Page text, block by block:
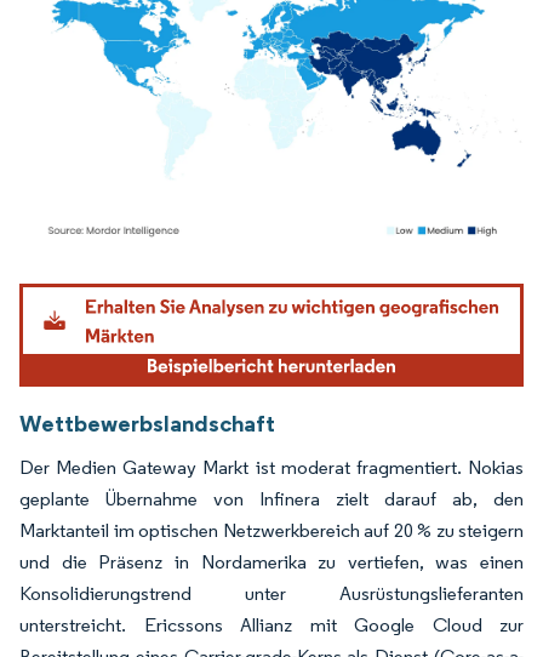
Bild © Mordor Intelligence. Wiederverwendung erfordert Namensnennung gemäß
Wettbewerbslandschaft
Der Medien Gateway Markt ist moderat fragmentiert. Nokias
geplante Übernahme von Infinera zielt darauf ab, den
Marktanteil im optischen Netzwerkbereich auf 20 % zu steigern
und die Präsenz in Nordamerika zu vertiefen, was einen
Konsolidierungstrend unter Ausrüstungslieferanten
unterstreicht. Ericssons Allianz mit Google Cloud zur